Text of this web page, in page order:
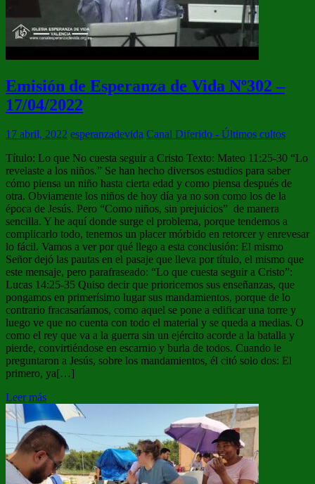
Emisión de Esperanza de Vida Nº302 –
17/04/2022
17 abril, 2022 esperanzadevida Canal Diferido - Últimos cultos
Título: Lo que No cuesta seguir a Cristo Texto: Mateo 11:25-30 “Lo
revelaste a los niños.” Se han hecho diversos estudios para saber
cómo piensa un niño hasta cierta edad y como piensa después de
otra. Obviamente los niños de hoy día ya no son como los de la
época de Jesús. Pero “Como niños, sin prejuicios” de manera
sencilla. Y he aquí donde surge el problema, porque tendemos a
complicarlo todo, tenemos un placer mórbido en retorcer y enrevesar
lo fácil. Vamos a ver por qué llego a esta conclusión: El mismo
Señor dejó las pautas en el pasaje que lleva por título, el mismo que
este mensaje, pero parafraseado: “Lo que cuesta seguir a Cristo”:
Lucas 14:25-35 Quiso decir que prioricemos sus enseñanzas, que
pongamos en primerísimo lugar sus mandamientos, porque de lo
contrario fracasaríamos, como aquel se pone a edificar una torre y
luego ve que no cuenta con todo el material y se queda a medias. O
como el rey que va a la guerra sin un ejército acorde a la batalla y
pierde, convirtiéndose en escarnio y burla de todos. Cuando le
preguntaron a Jesús, sobre los mandamientos, él citó solo dos: El
primero, ya[…]
Leer más